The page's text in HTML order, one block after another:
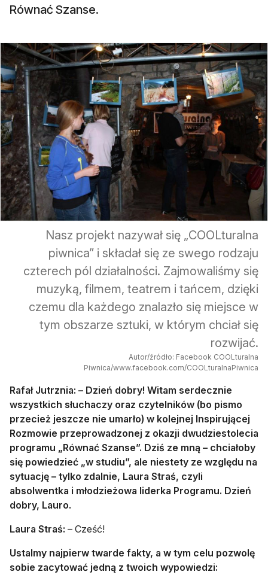
Równać Szanse.
Nasz projekt nazywał się „COOLturalna
piwnica” i składał się ze swego rodzaju
czterech pól działalności. Zajmowaliśmy się
muzyką, filmem, teatrem i tańcem, dzięki
czemu dla każdego znalazło się miejsce w
tym obszarze sztuki, w którym chciał się
rozwijać.
Autor/źródło: Facebook COOLturalna
Piwnica/www.facebook.com/COOLturalnaPiwnica
Rafał Jutrznia: – Dzień dobry! Witam serdecznie
wszystkich słuchaczy oraz czytelników (bo pismo
przecież jeszcze nie umarło) w kolejnej Inspirującej
Rozmowie przeprowadzonej z okazji dwudziestolecia
programu „Równać Szanse”. Dziś ze mną – chciałoby
się powiedzieć „w studiu”, ale niestety ze względu na
sytuację – tylko zdalnie, Laura Straś, czyli
absolwentka i młodzieżowa liderka Programu. Dzień
dobry, Lauro.
Laura Straś: – Cześć!
Ustalmy najpierw twarde fakty, a w tym celu pozwolę
sobie zacytować jedną z twoich wypowiedzi: